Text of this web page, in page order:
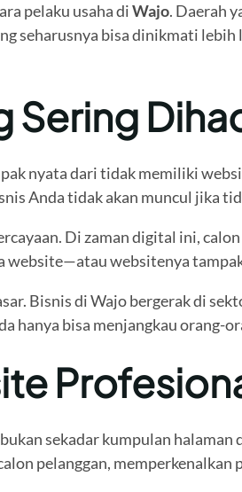
pelaku usaha diWajo. Daerah
seharusnya bisa dinikmati
Sering
nyata dari tidak memiliki
Anda tidak akan muncul jika
Di zaman digital ini,
website—atau websitenya
Bisnis di Wajo bergerak di
hanya bisa menjangkau orang-
sekadar kumpulan halaman
pelanggan,